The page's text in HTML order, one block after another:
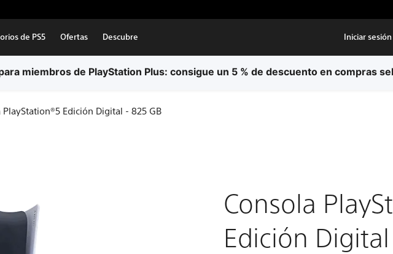
de PS5 Ofertas Descubre Iniciar sesión
gratuito en todos los pedidos. Se aplican condiciones.Más información.
PlayStation®5 Edición Digital - 825 GB
Consola
Edición